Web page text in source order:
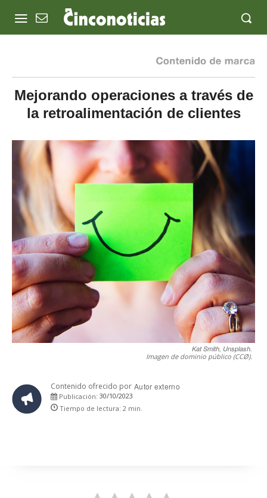
Mejorando operaciones a través de
la retroalimentación de clientes
Kat Smith, Unsplash.
Imagen de dominio público (CCØ).
Contenido ofrecido por Autor externo
Publicación: 30/10/2023
Tiempo de lectura: 2 min.